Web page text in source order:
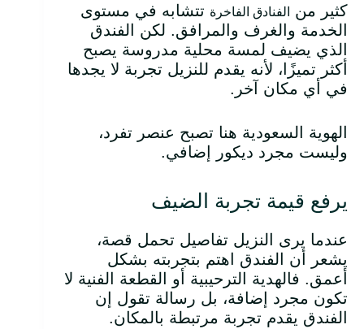
كثير من الفنادق الفاخرة تتشابه في مستوى
الخدمة والغرف والمرافق. لكن الفندق
الذي يضيف لمسة محلية مدروسة يصبح
أكثر تميزًا، لأنه يقدم للنزيل تجربة لا يجدها
في أي مكان آخر.
الهوية السعودية هنا تصبح عنصر تفرد،
وليست مجرد ديكور إضافي.
يرفع قيمة تجربة الضيف
عندما يرى النزيل تفاصيل تحمل قصة،
يشعر أن الفندق اهتم بتجربته بشكل
أعمق. فالهدية الترحيبية أو القطعة الفنية لا
تكون مجرد إضافة، بل رسالة تقول إن
الفندق يقدم تجربة مرتبطة بالمكان.